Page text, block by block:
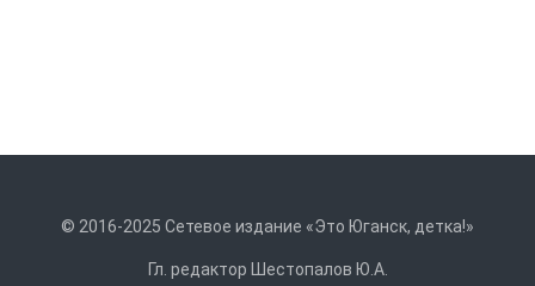
© 2016-2025 Сетевое издание «Это Юганск, детка!»
Гл. редактор Шестопалов Ю.А.